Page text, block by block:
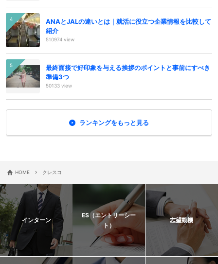
ANAとJALの違いとは｜就活に役立つ企業情報を比較して
紹介
510974 view
最終面接で好印象を与える挨拶のポイントと事前にすべき
準備3つ
50133 view
ランキングをもっと見る
HOME › クレスコ
インターン
ES（エントリーシー
ト）
志望動機